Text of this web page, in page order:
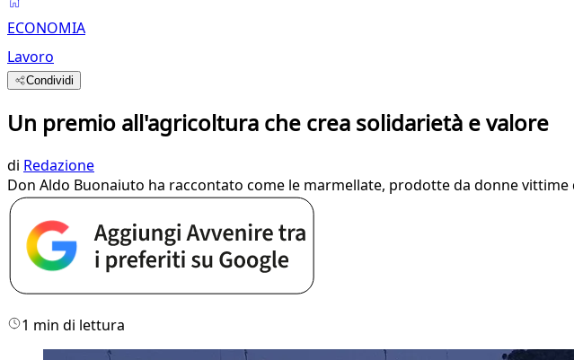
ECONOMIA
Lavoro
Condividi
Un premio all'agricoltura che crea solidarietà e valore
di Redazione
Don Aldo Buonaiuto ha raccontato come le marmellate, prodotte da donne
1 min di lettura